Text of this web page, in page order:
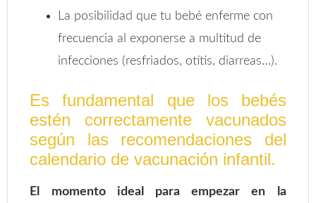
La posibilidad que tu bebé enferme con
frecuencia al exponerse a multitud de
infecciones (resfriados, otitis, diarreas…).
Es fundamental que los bebés
estén correctamente vacunados
según las recomendaciones del
calendario de vacunación infantil.
El momento ideal para empezar en la